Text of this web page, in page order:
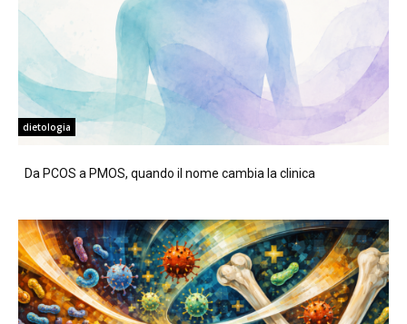
dietologia
Da PCOS a PMOS, quando il nome cambia la clinica